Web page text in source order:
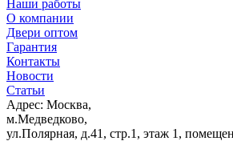
Наши работы
О компании
Двери оптом
Гарантия
Контакты
Новости
Статьи
Адрес: Москва,
м.Медведково,
ул.Полярная, д.41, стр.1, этаж 1,